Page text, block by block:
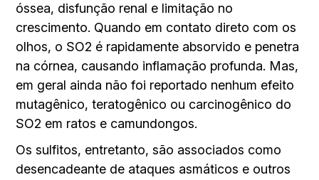
óssea, disfunção renal e limitação no
crescimento. Quando em contato direto com os
olhos, o SO2 é rapidamente absorvido e penetra
na córnea, causando inflamação profunda. Mas,
em geral ainda não foi reportado nenhum efeito
mutagênico, teratogênico ou carcinogênico do
SO2 em ratos e camundongos.
Os sulfitos, entretanto, são associados como
desencadeante de ataques asmáticos e outros